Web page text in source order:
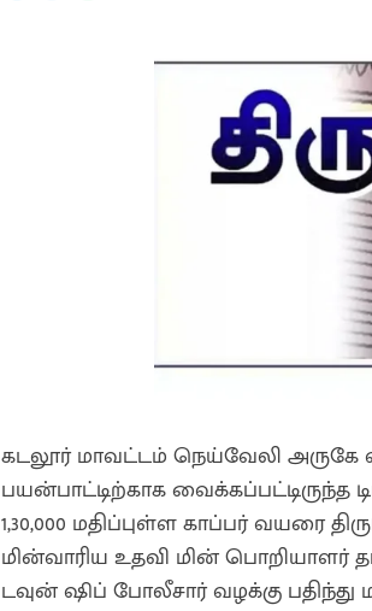
கடலூர் மாவட்டம் நெய்வேலி
பயன்பாட்டிற்காக வைக்கப்பட்டிருந்த
1,30,000 மதிப்புள்ள காப்பர் வயரை
மின்வாரிய உதவி மின் பொறியாளர்
டவுன் ஷிப் போலீசார் வழக்கு பதிந்து